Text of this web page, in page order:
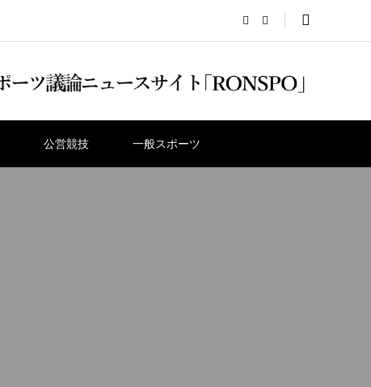
公営競技 一般スポーツ